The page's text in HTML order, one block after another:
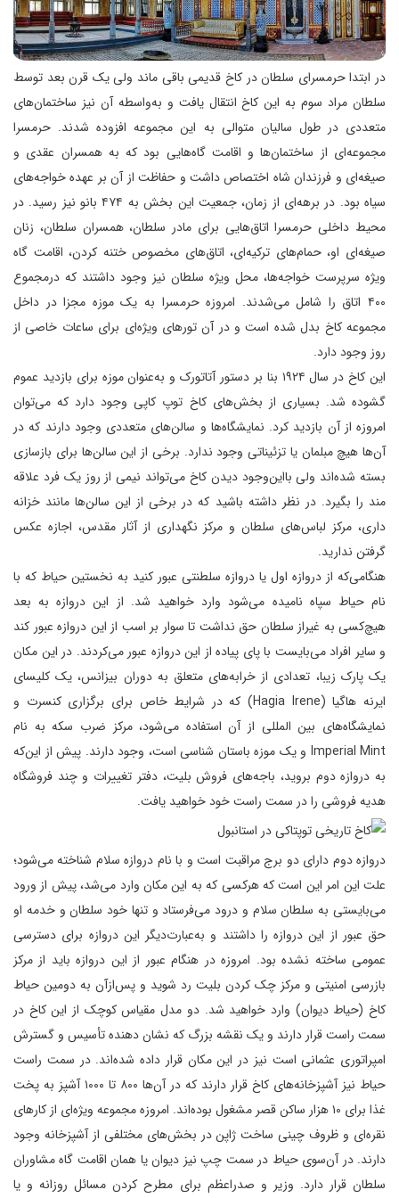
در ابتدا حرمسرای سلطان در کاخ قدیمی باقی ماند ولی یک قرن بعد توسط
سلطان مراد سوم به این کاخ انتقال یافت و به‌واسطه آن نیز ساختمان‌های
متعددی در طول سالیان متوالی به این مجموعه افزوده شدند. حرمسرا
مجموعه‌ای از ساختمان‌ها و اقامت گاه‌هایی بود که به همسران عقدی و
صیغه‌ای و فرزندان شاه اختصاص داشت و حفاظت از آن بر عهده خواجه‌های
سیاه بود. در برهه‌ای از زمان، جمعیت این بخش به ۴۷۴ بانو نیز رسید. در
محیط داخلی حرمسرا اتاق‌هایی برای مادر سلطان، همسران سلطان، زنان
صیغه‌ای او، حمام‌های ترکیه‌ای، اتاق‌های مخصوص ختنه کردن، اقامت گاه
ویژه سرپرست خواجه‌ها، محل ویژه سلطان نیز وجود داشتند که درمجموع
۴۰۰ اتاق را شامل می‌شدند. امروزه حرمسرا به یک موزه مجزا در داخل
مجموعه کاخ بدل شده است و در آن تورهای ویژه‌ای برای ساعات خاصی از
روز وجود دارد.
این کاخ در سال ۱۹۲۴ بنا بر دستور آتاتورک و به‌عنوان موزه برای بازدید عموم
گشوده شد. بسیاری از بخش‌های کاخ توپ کاپی وجود دارد که می‌توان
امروزه از آن بازدید کرد. نمایشگاه‌ها و سالن‌های متعددی وجود دارند که در
آن‌ها هیچ مبلمان یا تزئیناتی وجود ندارد. برخی از این سالن‌ها برای بازسازی
بسته ‌شده‌اند ولی بااین‌وجود دیدن کاخ می‌تواند نیمی از روز یک فرد علاقه
‌مند را بگیرد. در نظر داشته باشید که در برخی از این سالن‌ها مانند خزانه‌
داری، مرکز لباس‌های سلطان و مرکز نگهداری از آثار مقدس، اجازه عکس
گرفتن ندارید.
هنگامی‌که از دروازه اول یا دروازه سلطنتی عبور کنید به نخستین حیاط که با
نام حیاط سپاه نامیده می‌شود وارد خواهید شد. از این دروازه به بعد
هیچ‌کسی به‌ غیراز سلطان حق نداشت تا سوار بر اسب از این دروازه عبور کند
و سایر افراد می‌بایست با پای پیاده از این دروازه عبور می‌کردند. در این مکان
یک پارک زیبا، تعدادی از خرابه‌های متعلق به دوران بیزانس، یک کلیسای
ایرنه هاگیا (Hagia Irene) که در شرایط خاص برای برگزاری کنسرت و
نمایشگاه‌های بین ‌المللی از آن استفاده می‌شود، مرکز ضرب سکه به نام
Imperial Mint و یک موزه باستان شناسی است، وجود دارند. پیش از این‌که
به دروازه دوم بروید، باجه‌های فروش بلیت، دفتر تغییرات و چند فروشگاه
هدیه فروشی را در سمت راست خود خواهید یافت.
دروازه دوم دارای دو برج مراقبت است و با نام دروازه سلام شناخته می‌شود؛
علت این امر این است که هرکسی که به این مکان وارد می‌شد، پیش از ورود
می‌بایستی به سلطان سلام و درود می‌فرستاد و تنها خود سلطان و خدمه او
حق عبور از این دروازه را داشتند و به‌عبارت‌دیگر این دروازه برای دسترسی
عمومی ساخته نشده بود. امروزه در هنگام عبور از این دروازه باید از مرکز
بازرسی امنیتی و مرکز چک کردن بلیت رد شوید و پس‌ازآن به دومین حیاط
کاخ (حیاط دیوان) وارد خواهید شد. دو مدل مقیاس کوچک از این کاخ در
سمت راست قرار دارند و یک نقشه بزرگ که نشان‌ دهنده تأسیس و گسترش
امپراتوری عثمانی است نیز در این مکان قرار داده ‌شده‌اند. در سمت راست
حیاط نیز آشپزخانه‌های کاخ قرار دارند که در آن‌ها ۸۰۰ تا ۱۰۰۰ آشپز به پخت
غذا برای ۱۰ هزار ساکن قصر مشغول بوده‌اند. امروزه مجموعه ویژه‌ای از کارهای
نقره‌ای و ظروف چینی ساخت ژاپن در بخش‌های مختلفی از آشپزخانه وجود
دارند. در آن‌سوی حیاط در سمت چپ نیز دیوان یا همان اقامت گاه مشاوران
سلطان قرار دارد. وزیر و صدراعظم برای مطرح کردن مسائل روزانه و یا